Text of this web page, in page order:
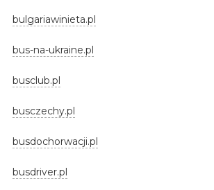
bulgariawinieta.pl
bus-na-ukraine.pl
busclub.pl
busczechy.pl
busdochorwacji.pl
busdriver.pl